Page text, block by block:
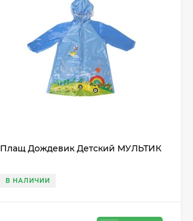
Плащ Дождевик Детский МУЛЬТИК
В НАЛИЧИИ